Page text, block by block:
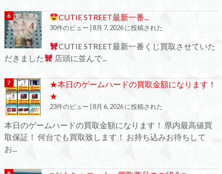
CUTIE STREET最新一番...
30件のビュー 8月 7, 2026 に投稿された
CUTIE STREET最新一番くじ買取させていた
だきました
店頭に並んで...
★本日のゲームハードの買取金額になります！
★
23件のビュー 8月 6, 2026 に投稿された
本日のゲームハードの買取金額になります！ 県内最高値買
取保証！ 何台でも買取致します！ お持ち込みお待ちして
お...